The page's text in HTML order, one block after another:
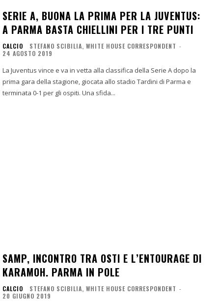
SERIE A, BUONA LA PRIMA PER LA JUVENTUS:
A PARMA BASTA CHIELLINI PER I TRE PUNTI
CALCIO STEFANO SCIBILIA, WHITE HOUSE CORRESPONDENT -
24 AGOSTO 2019
La Juventus vince e va in vetta alla classifica della Serie A dopo la
prima gara della stagione, giocata allo stadio Tardini di Parma e
terminata 0-1 per gli ospiti. Una sfida...
SAMP, INCONTRO TRA OSTI E L’ENTOURAGE DI
KARAMOH. PARMA IN POLE
CALCIO STEFANO SCIBILIA, WHITE HOUSE CORRESPONDENT -
20 GIUGNO 2019